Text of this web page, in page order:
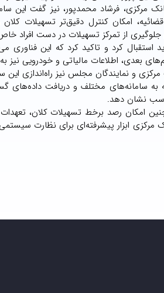
مرکزی، فرشاد محمدپور، نیز گفت این
امکان کنترل دقیق‌تر تسهیلات
از تمرکز تسهیلات در دست افراد
استقبال کرد و تاکید کرد که این
بعدی، اطلاعات مالیاتی و خودرویی
و نمایندگان مجلس نیز راه‌اندازی
به سامانه‌های مختلف و دریافت داده‌های
نشان دهد.
امکان رصد برخط تسهیلات کلان،
مرکزی ابزار پیشرفته‌ای برای نظارت